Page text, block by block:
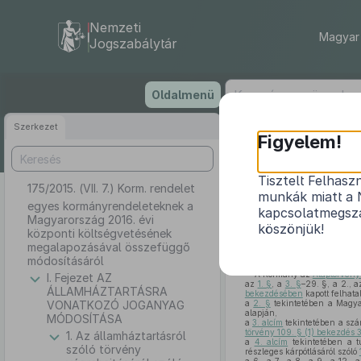
tartalomra
Nemzeti
Jogszabálytár
Oldalmenü
Szerkezet
175/2015. (VII. 7.) Korm. rendelet
egyes kormányrendeleteknek a
Magyarország 2016. évi
központi költségvetésének
megalapozásával összefüggő
módosításáról
I. Fejezet AZ
ÁLLAMHÁZTARTÁSRA
VONATKOZÓ JOGANYAG
MÓDOSÍTÁSA
1. Az államháztartásról
szóló törvény
egyes
A Kormány az
az 1. § , a 3. §–29. §, a 2.,
bekezdésében kapott
a 2. § tekintetében a
alapján,
a3. alcím tekintetében a
törvény 109. § (1) bekezdés
a 4. alcím tekintetében a
részleges kárpótlásáról szóló
Figyelem!
Tisztelt
munkák miatt a
köszönjük!